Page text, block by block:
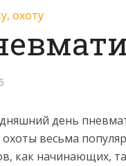
охоту
день
охоты весьма
как начинающих,